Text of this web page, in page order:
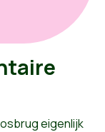
eigenlijk